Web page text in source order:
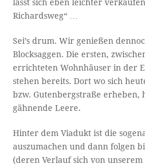
lässt sich eben leichter
Richardsweg“ …
Sei’s drum. Wir genießen
Blocksaggen. Die ersten,
errichteten Wohnhäuser in der
stehen bereits. Dort wo sich
bzw. Gutenbergstraße erheben,
gähnende Leere.
Hinter dem Viadukt ist die
auszumachen und dann folgen
(deren Verlauf sich von